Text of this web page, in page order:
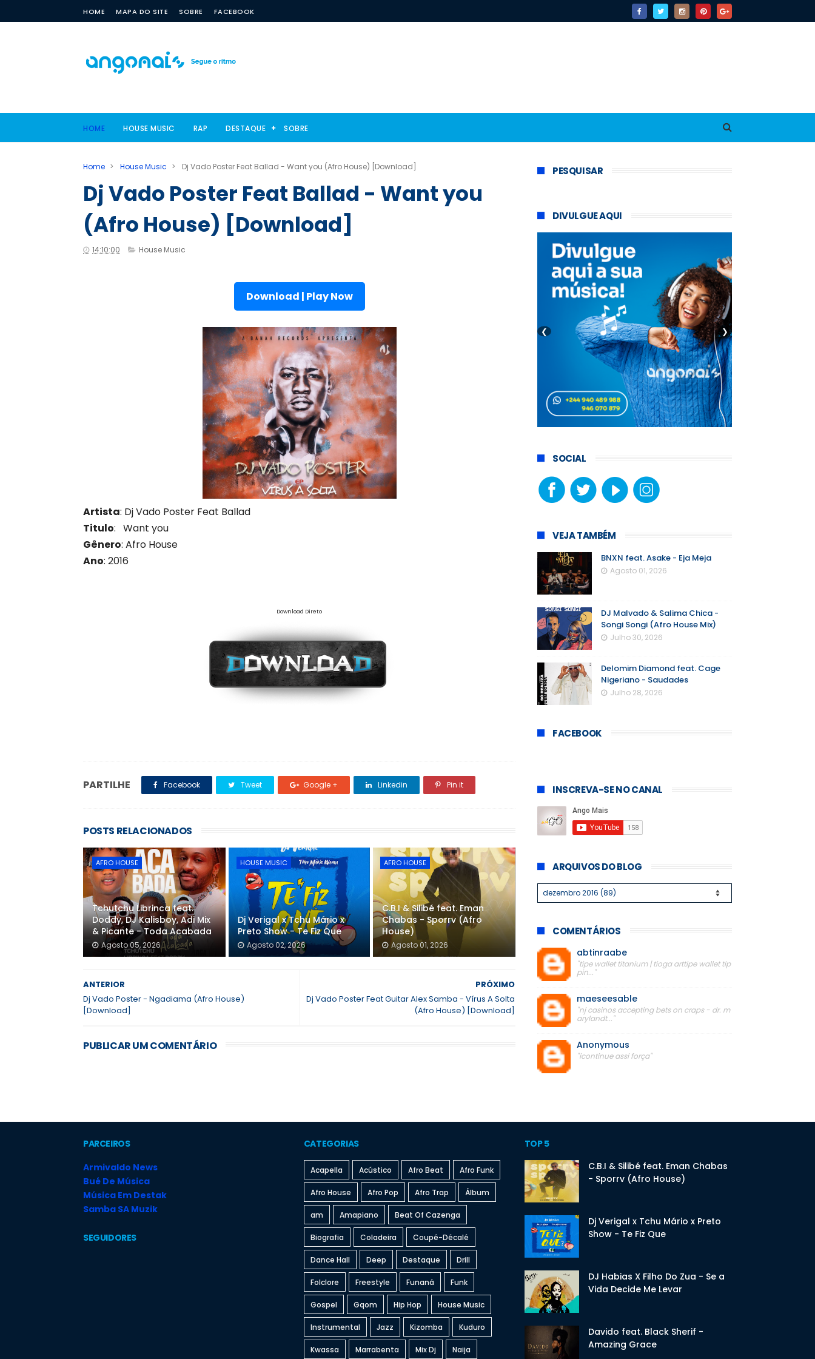
HOME MAPA DO SITE SOBRE FACEBOOK
HOME HOUSE MUSIC RAP DESTAQUE SOBRE
Home > House Music > Dj Vado Poster Feat Ballad - Want you (Afro House) [Download]
Dj Vado Poster Feat Ballad - Want you
(Afro House) [Download]
14:10:00 House Music
Download | Play Now
Artista: Dj Vado Poster Feat Ballad
Titulo: Want you
Gênero: Afro House
Ano: 2016
Download Direto
PARTILHE Facebook Tweet Google + Linkedin Pin it
POSTS RELACIONADOS
AFRO HOUSE
Tchutchu Librinca feat.
Doddy, DJ Kalisboy, Adi Mix
& Picante - Toda Acabada
Agosto 05, 2026
HOUSE MUSIC
Dj Verigal x Tchu Mário x
Preto Show - Te Fiz Que
Agosto 02, 2026
AFRO HOUSE
C.B.I & Silibé feat. Eman
Chabas - Sporrv (Afro
House)
Agosto 01, 2026
PRÓXIMO
Dj Vado Poster Feat Guitar Alex Samba - Vírus A Solta
(Afro House) [Download]
ANTERIOR
Dj Vado Poster - Ngadiama (Afro House)
[Download]
PUBLICAR UM COMENTÁRIO
PESQUISAR
DIVULGUE AQUI
❮ ❯
SOCIAL
VEJA TAMBÉM
BNXN feat. Asake - Eja Meja
Agosto 01, 2026
DJ Malvado & Salima Chica -
Songi Songi (Afro House Mix)
Julho 30, 2026
Delomim Diamond feat. Cage
Nigeriano - Saudades
Julho 28, 2026
FACEBOOK
INSCREVA-SE NO CANAL
ARQUIVOS DO BLOG
COMENTÁRIOS
abtinraabe
"tipe wallet titanium | tioga arttipe wallet tip
pin..."
maeseesable
"nj casinos accepting bets on craps - dr. m
arylandt..."
Anonymous
"icontinue assi força"
PARCEIROS
Armivaldo News
Bué De Música
Música Em Destak
Samba SA Muzik
SEGUIDORES
CATEGORIAS
Acapella Acústico Afro Beat Afro Funk
Afro House Afro Pop Afro Trap Álbum
am Amapiano Beat Of Cazenga
Biografia Coladeira Coupé-Décalé
Dance Hall Deep Destaque Drill
Folclore Freestyle Funaná Funk
Gospel Gqom Hip Hop House Music
Instrumental Jazz Kizomba Kuduro
Kwassa Marrabenta Mix Dj Naija
TOP 5
C.B.I & Silibé feat. Eman Chabas
- Sporrv (Afro House)
Dj Verigal x Tchu Mário x Preto
Show - Te Fiz Que
DJ Habias X Filho Do Zua - Se a
Vida Decide Me Levar
Davido feat. Black Sherif -
Amazing Grace